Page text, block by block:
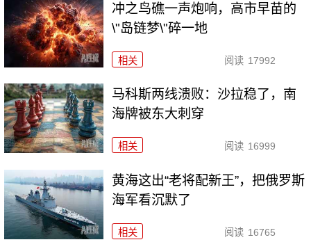
冲之鸟礁一声炮响，高市早苗的
\"岛链梦\"碎一地
相关 阅读 17992
马科斯两线溃败：沙拉稳了，南
海牌被东大刺穿
相关 阅读 16999
黄海这出“老将配新王”，把俄罗斯
海军看沉默了
相关 阅读 16765